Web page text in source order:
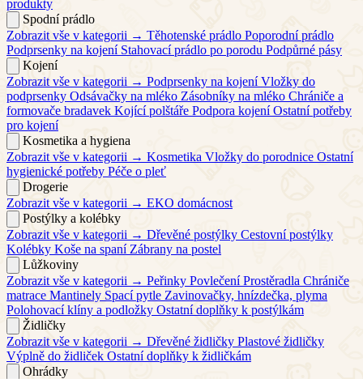
produkty
Spodní prádlo
Zobrazit vše v kategorii → Těhotenské prádlo Poporodní prádlo
Podprsenky na kojení Stahovací prádlo po porodu Podpůrné pásy
Kojení
Zobrazit vše v kategorii → Podprsenky na kojení Vložky do
podprsenky Odsávačky na mléko Zásobníky na mléko Chrániče a
formovače bradavek Kojící polštáře Podpora kojení Ostatní potřeby
pro kojení
Kosmetika a hygiena
Zobrazit vše v kategorii → Kosmetika Vložky do porodnice Ostatní
hygienické potřeby Péče o pleť
Drogerie
Zobrazit vše v kategorii → EKO domácnost
Postýlky a kolébky
Zobrazit vše v kategorii → Dřevěné postýlky Cestovní postýlky
Kolébky Koše na spaní Zábrany na postel
Lůžkoviny
Zobrazit vše v kategorii → Peřinky Povlečení Prostěradla Chrániče
matrace Mantinely Spací pytle Zavinovačky, hnízdečka, plyma
Polohovací klíny a podložky Ostatní doplňky k postýlkám
Židličky
Zobrazit vše v kategorii → Dřevěné židličky Plastové židličky
Výplně do židliček Ostatní doplňky k židličkám
Ohrádky